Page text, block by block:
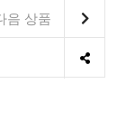
음 상품